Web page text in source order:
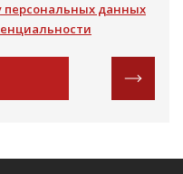
персональных данных